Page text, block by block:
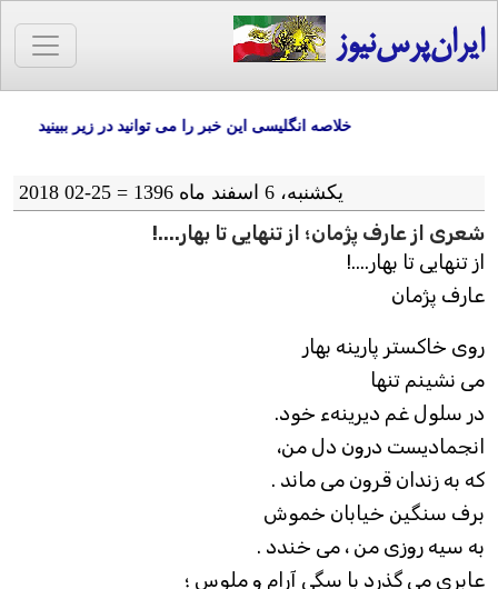
ایران‌پرس‌نیوز
خلاصه انگلیسی این خبر را می توانید در زیر ببینید
یکشنبه، 6 اسفند ماه 1396 = 25-02 2018
شعری از عارف پژمان؛ از تنهایی تا بهار....!
از تنهایی تا بهار....!
عارف پژمان
روی خاکستر پارينه بهار
می نشينم تنها
در سلول غم ديرينهء خود.
انجماديست درون دل من،
که به زندان قرون می ماند .
برف سنگين خيابان خموش
به سيه روزی من ، می خندد .
عابری می گذرد با سگی آرام و ملوس ؛